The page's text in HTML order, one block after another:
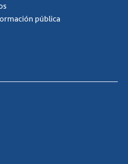
pública